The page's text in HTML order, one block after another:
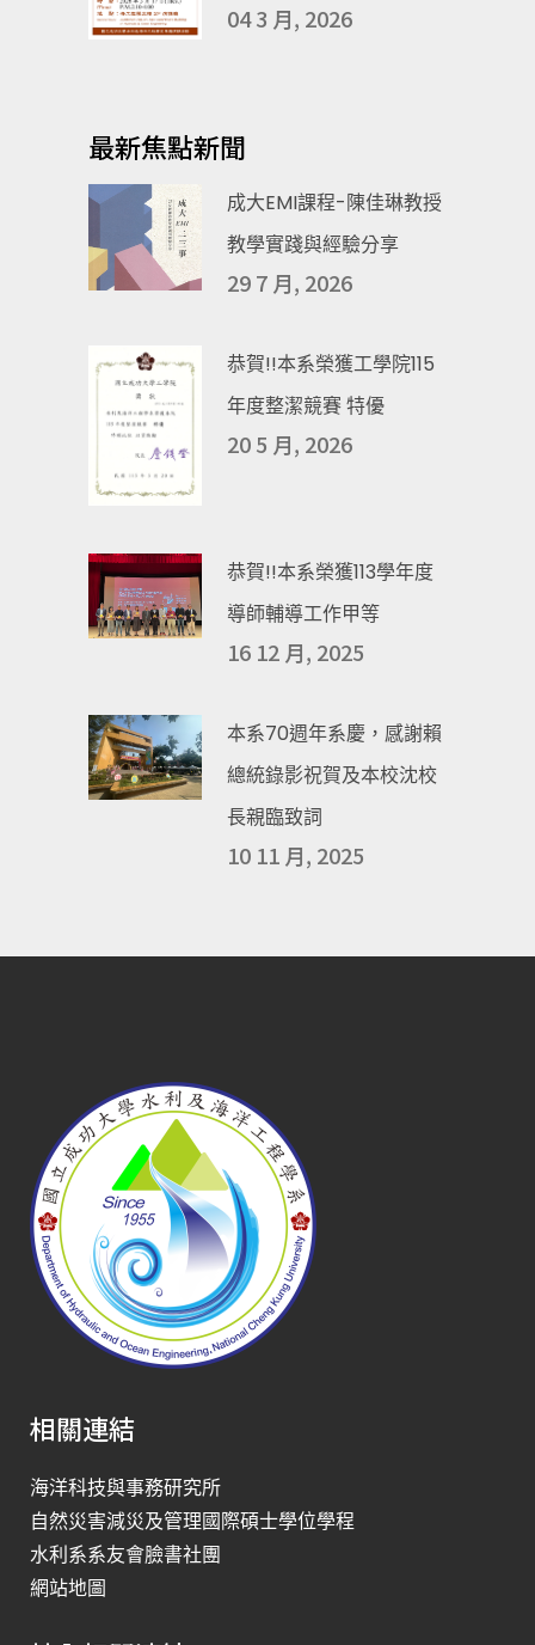
04 3 月, 2026
最新焦點新聞
成大EMI課程-陳佳琳教授
教學實踐與經驗分享
29 7 月, 2026
恭賀!!本系榮獲工學院115
年度整潔競賽 特優
20 5 月, 2026
恭賀!!本系榮獲113學年度
導師輔導工作甲等
16 12 月, 2025
本系70週年系慶，感謝賴
總統錄影祝賀及本校沈校
長親臨致詞
10 11 月, 2025
相關連結
海洋科技與事務研究所
自然災害減災及管理國際碩士學位學程
水利系系友會臉書社團
網站地圖